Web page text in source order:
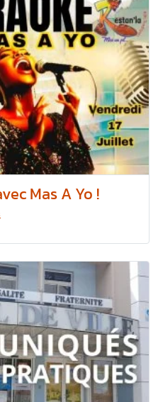
Mas A Yo !